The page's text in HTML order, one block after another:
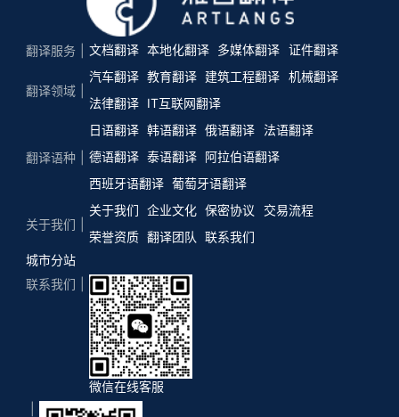
翻译服务 文档翻译 本地化翻译 多媒体翻译 证件翻译
翻译领域
汽车翻译 教育翻译 建筑工程翻译 机械翻译
法律翻译
IT互联网翻译
翻译语种
日语翻译 韩语翻译 俄语翻译
法语翻译
德语翻译 泰语翻译 阿拉伯语翻译
西班牙语翻译 葡萄牙语翻译
关于我们
关于我们 企业文化 保密协议
交易流程
荣誉资质 翻译团队
联系我们
城市分站
联系我们
微信在线客服